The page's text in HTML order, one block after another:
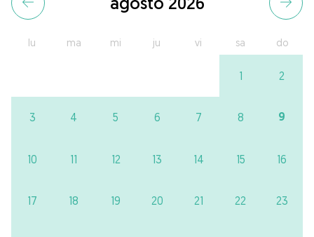
lu ma mi ju vi sa do
1 2
3 4 5 6 7 8 9
10 11 12 13 14 15 16
17 18 19 20 21 22 23